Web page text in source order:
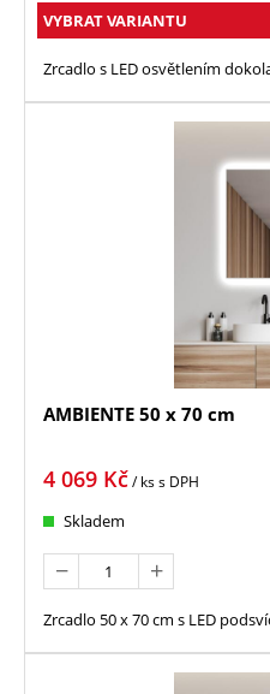
VYBRAT VARIANTU
Zrcadlo s LED osvětlením
AMBIENTE 50 x 70 cm
4 069 Kč/ kss DPH
Skladem
Zrcadlo 50 x 70 cm s LED